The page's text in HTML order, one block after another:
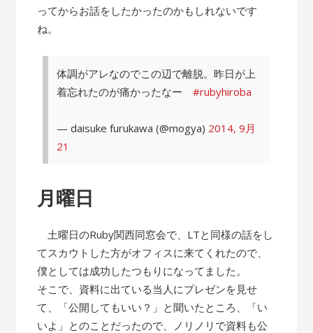
ってからお話をしたかったのかもしれないです
ね。
体調がアレなのでこの辺で離脱。昨日が上
着忘れたのが痛かったなー#rubyhiroba
— daisuke furukawa (@mogya) 2014, 9月
21
月曜日
土曜日のRuby関西同窓会で、LTと同様の話をし
てスカウトした方がオフィスに来てくれたので、
僕としては成功したつもりになってました。
そこで、資料に出ている当人にプレゼンを見せ
て、「公開してもいい？」と聞いたところ、「い
いよ」とのことだったので、ノリノリで資料も公